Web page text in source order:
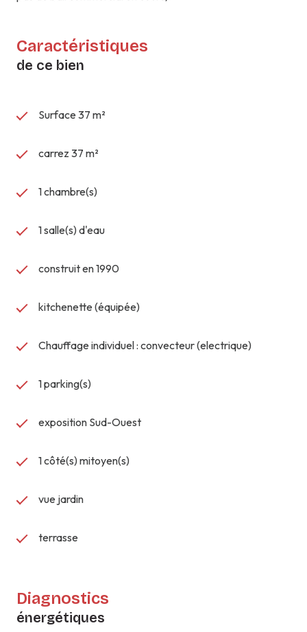
Caractéristiques
de ce bien
Surface 37 m²
carrez 37 m²
1 chambre(s)
1 salle(s) d'eau
construit en 1990
kitchenette (équipée)
Chauffage individuel : convecteur (electrique)
1 parking(s)
exposition Sud-Ouest
1 côté(s) mitoyen(s)
vue jardin
terrasse
Diagnostics
énergétiques